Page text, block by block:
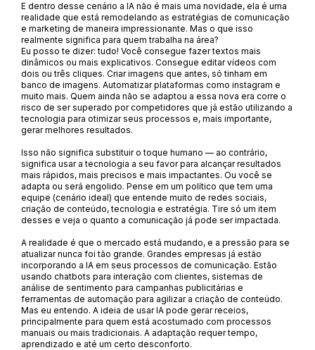
E dentro desse cenário a IA não é mais uma novidade, ela é uma
realidade que está remodelando as estratégias de comunicação
e marketing de maneira impressionante. Mas o que isso
realmente significa para quem trabalha na área?
Eu posso te dizer: tudo! Você consegue fazer textos mais
dinâmicos ou mais explicativos. Consegue editar vídeos com
dois ou três cliques. Criar imagens que antes, só tinham em
banco de imagens. Automatizar plataformas como instagram e
muito mais. Quem ainda não se adaptou a essa nova era corre o
risco de ser superado por competidores que já estão utilizando a
tecnologia para otimizar seus processos e, mais importante,
gerar melhores resultados.
Isso não significa substituir o toque humano — ao contrário,
significa usar a tecnologia a seu favor para alcançar resultados
mais rápidos, mais precisos e mais impactantes. Ou você se
adapta ou será engolido. Pense em um político que tem uma
equipe (cenário ideal) que entende muito de redes sociais,
criação de conteúdo, tecnologia e estratégia. Tire só um item
desses e veja o quanto a comunicação já pode ser impactada.
A realidade é que o mercado está mudando, e a pressão para se
atualizar nunca foi tão grande. Grandes empresas já estão
incorporando a IA em seus processos de comunicação. Estão
usando chatbots para interação com clientes, sistemas de
análise de sentimento para campanhas publicitárias e
ferramentas de automação para agilizar a criação de conteúdo.
Mas eu entendo. A ideia de usar IA pode gerar receios,
principalmente para quem está acostumado com processos
manuais ou mais tradicionais. A adaptação requer tempo,
aprendizado e até um certo desconforto.